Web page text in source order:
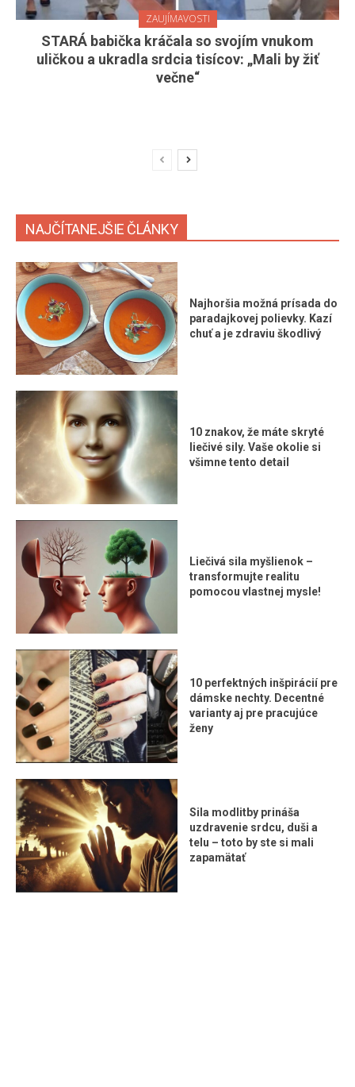
ZAUJÍMAVOSTI
STARÁ babička kráčala so svojím vnukom
uličkou a ukradla srdcia tisícov: „Mali by žiť
večne“
NAJČÍTANEJŠIE ČLÁNKY
Najhoršia možná prísada do
paradajkovej polievky. Kazí
chuť a je zdraviu škodlivý
10 znakov, že máte skryté
liečivé sily. Vaše okolie si
všimne tento detail
Liečivá sila myšlienok –
transformujte realitu
pomocou vlastnej mysle!
10 perfektných inšpirácií pre
dámske nechty. Decentné
varianty aj pre pracujúce
ženy
Sila modlitby prináša
uzdravenie srdcu, duši a
telu – toto by ste si mali
zapamätať